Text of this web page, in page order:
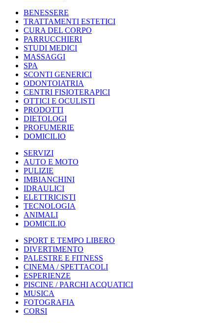
BENESSERE
TRATTAMENTI ESTETICI
CURA DEL CORPO
PARRUCCHIERI
STUDI MEDICI
MASSAGGI
SPA
SCONTI GENERICI
ODONTOIATRIA
CENTRI FISIOTERAPICI
OTTICI E OCULISTI
PRODOTTI
DIETOLOGI
PROFUMERIE
DOMICILIO
SERVIZI
AUTO E MOTO
PULIZIE
IMBIANCHINI
IDRAULICI
ELETTRICISTI
TECNOLOGIA
ANIMALI
DOMICILIO
SPORT E TEMPO LIBERO
DIVERTIMENTO
PALESTRE E FITNESS
CINEMA / SPETTACOLI
ESPERIENZE
PISCINE / PARCHI ACQUATICI
MUSICA
FOTOGRAFIA
CORSI